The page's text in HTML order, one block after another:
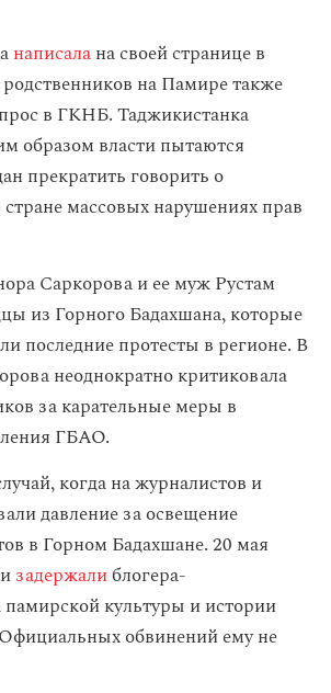
написалана своей странице в
родственников на Памире также
в ГКНБ. Таджикистанка
образом власти пытаются
прекратить говорить о
массовых нарушениях прав
Саркорова и ее муж Рустам
из Горного Бадахшана, которые
последние протесты в регионе. В
неоднократно критиковала
за карательные меры в
ГБАО.
когда на журналистов и
давление за освещение
в Горном Бадахшане. 20 мая
задержалиблогера-
памирской культуры и истории
обвинений ему не